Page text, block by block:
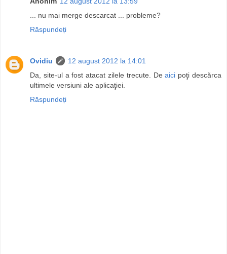
... nu mai merge descarcat ... probleme?
Răspundeți
Ovidiu
12 august 2012 la 14:01
Da, site-ul a fost atacat zilele trecute. Deaici poţi descărca
ultimele versiuni ale aplicaţiei.
Răspundeți